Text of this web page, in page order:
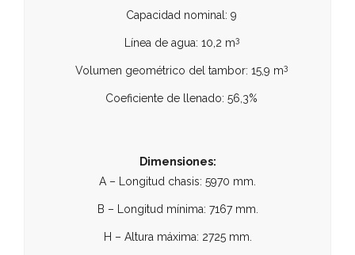
Capacidad nominal: 9
Línea de agua: 10,2 m3
Volumen geométrico del tambor: 15,9 m3
Coeficiente de llenado: 56,3%
Dimensiones:
A – Longitud chasis: 5970 mm.
B – Longitud mínima: 7167 mm.
H – Altura máxima: 2725 mm.